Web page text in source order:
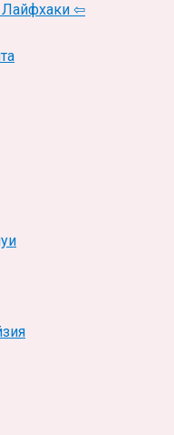
Лайфхаки ⇦